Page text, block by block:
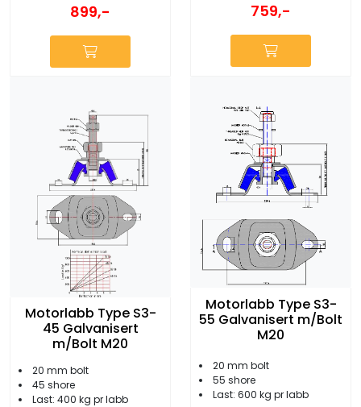
899,- 759,-
Motorlabb Type S3-
45 Galvanisert
m/Bolt M20
20 mm bolt
45 shore
Last: 400 kg pr labb
Motorlabb Type S3-
55 Galvanisert m/Bolt
M20
20 mm bolt
55 shore
Last: 600 kg pr labb